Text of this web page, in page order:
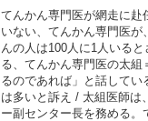
てんかん専門医が網走に
いない、てんかん専門医
んの人は100人に1人いる
る、てんかん専門医の太
るのであれば」と話してい
は多いと訴え / 太組医師は
ー副センター長を務める。